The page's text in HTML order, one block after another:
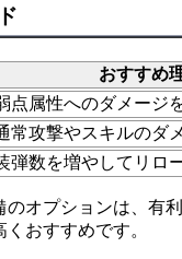
おすすめ
点属性へのダメージ
常攻撃やスキルのダ
弾数を増やしてリロ
オプションは、有
おすすめです。